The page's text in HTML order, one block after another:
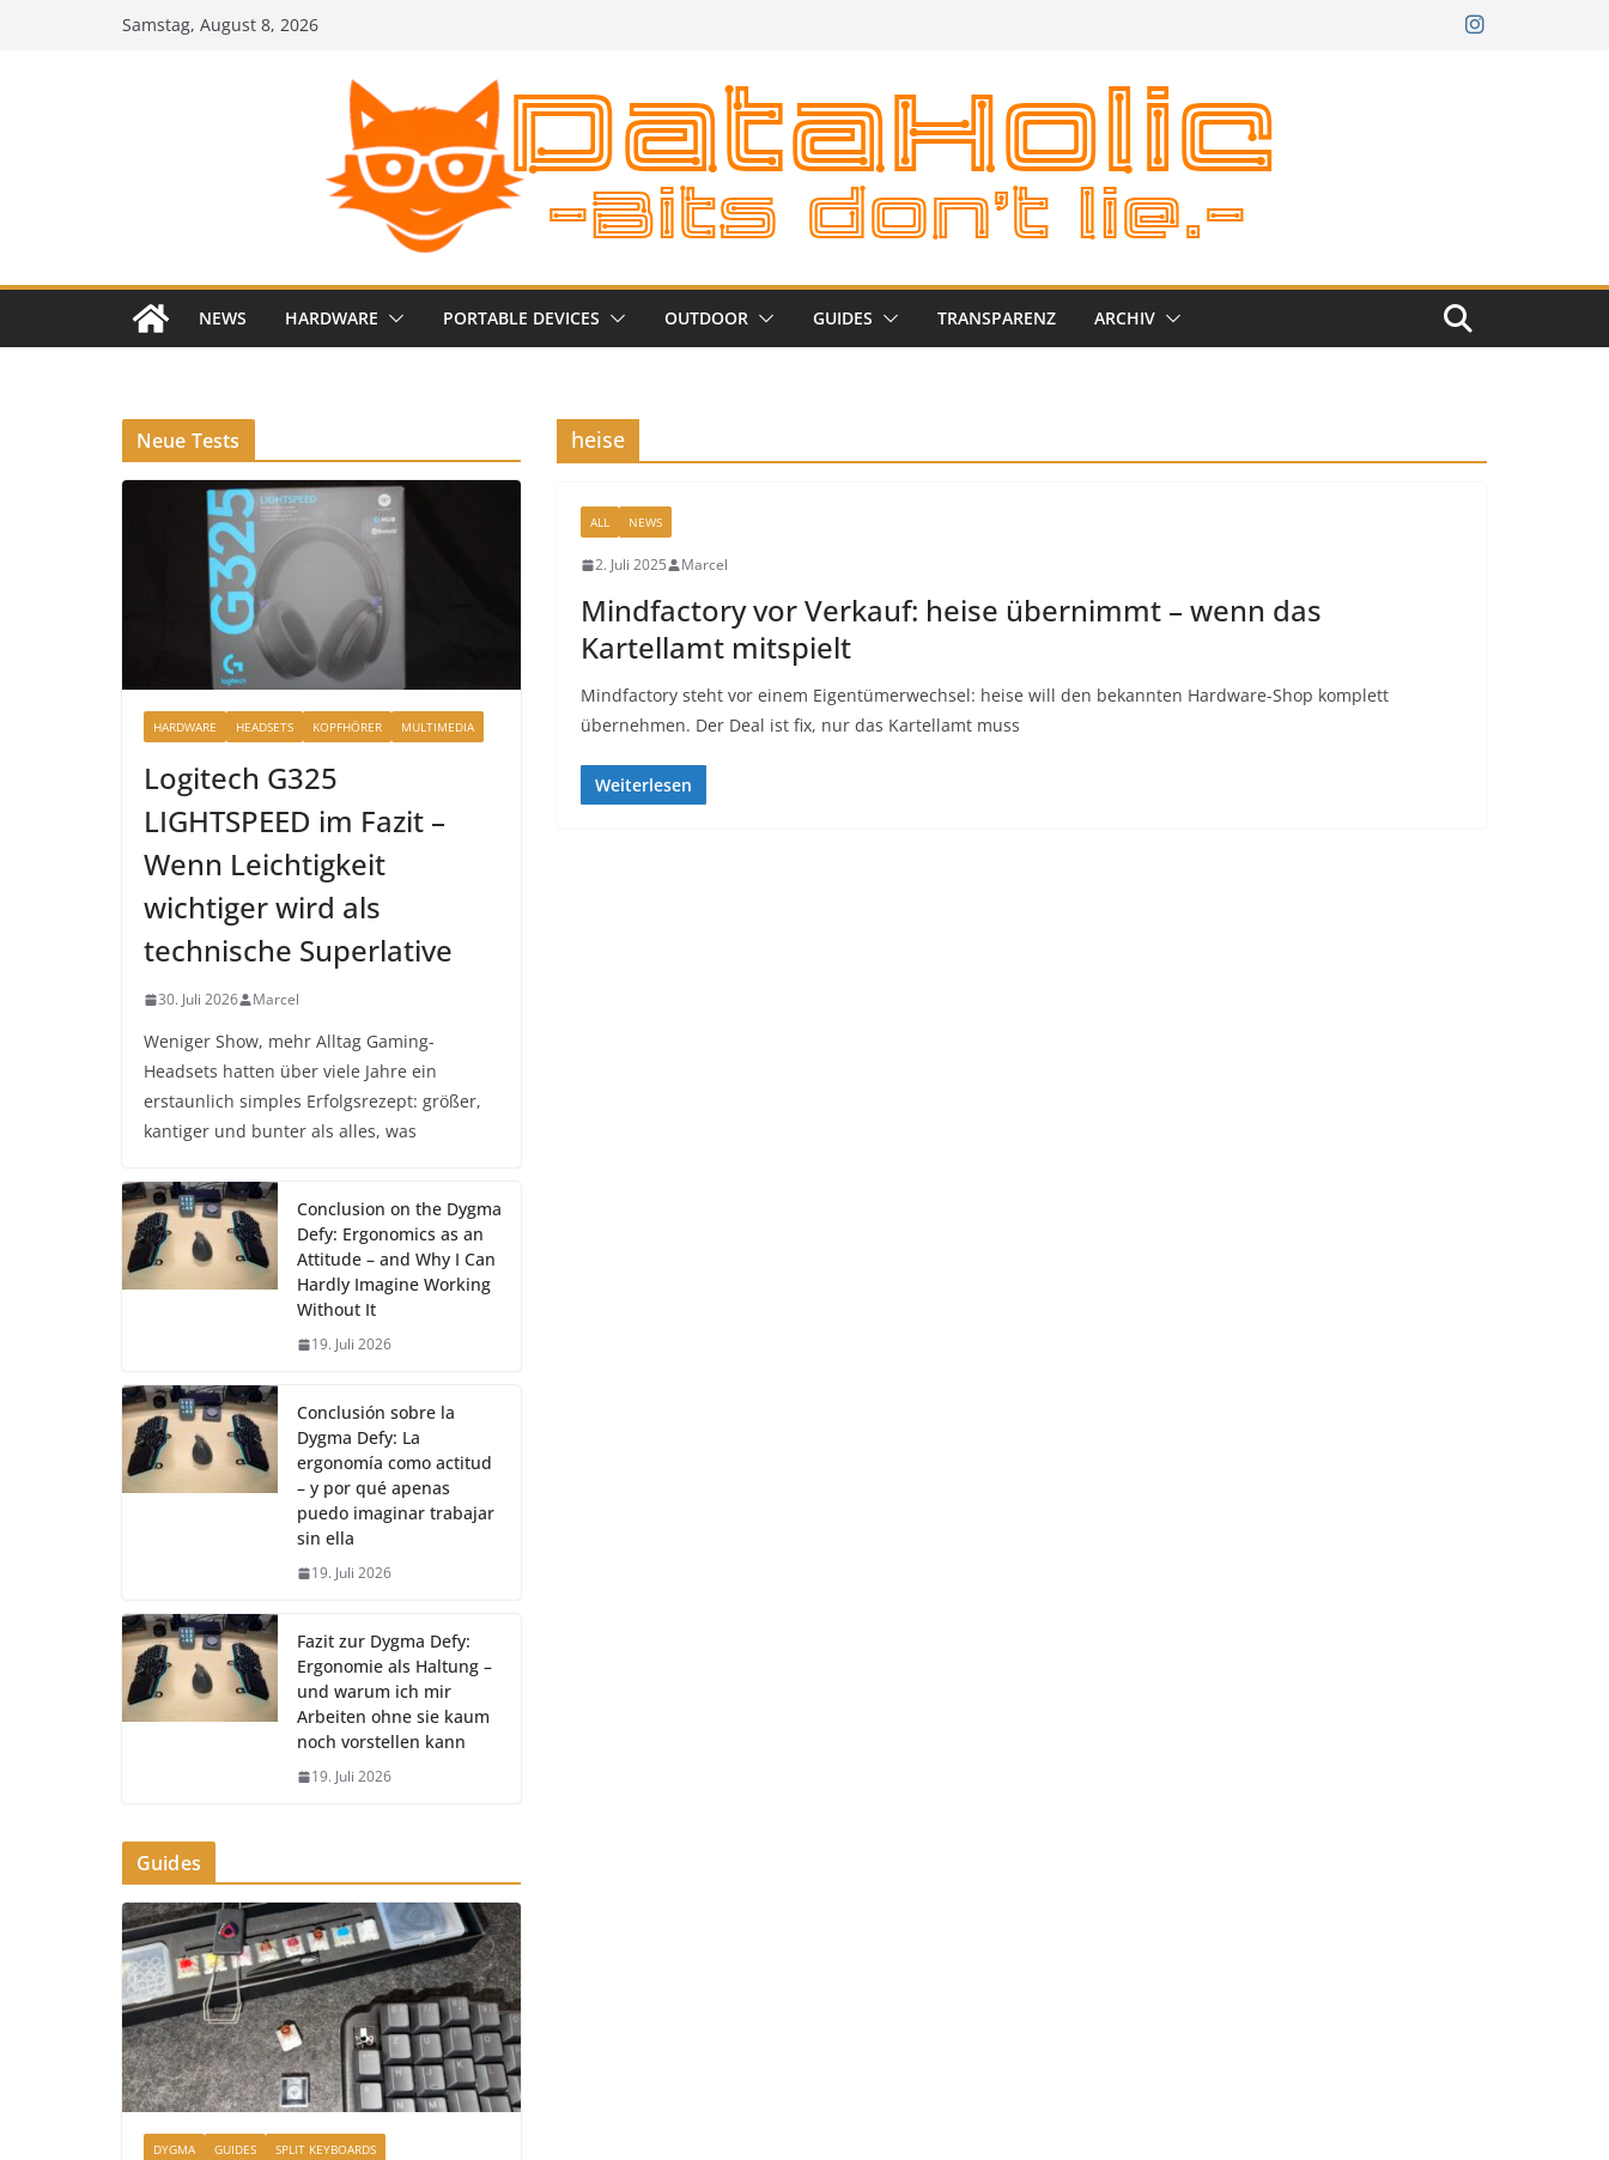
Samstag, August 8, 2026
NEWS HARDWARE PORTABLE DEVICES OUTDOOR GUIDES TRANSPARENZ ARCHIV
heise
ALL NEWS
2. Juli 2025 Marcel
Mindfactory vor Verkauf: heise übernimmt – wenn das
Kartellamt mitspielt
Mindfactory steht vor einem Eigentümerwechsel: heise will den bekannten Hardware-Shop komplett
übernehmen. Der Deal ist fix, nur das Kartellamt muss
Weiterlesen
Neue Tests
HARDWARE HEADSETS KOPFHÖRER MULTIMEDIA
Logitech G325
LIGHTSPEED im Fazit –
Wenn Leichtigkeit
wichtiger wird als
technische Superlative
30. Juli 2026 Marcel
Weniger Show, mehr Alltag Gaming-
Headsets hatten über viele Jahre ein
erstaunlich simples Erfolgsrezept: größer,
kantiger und bunter als alles, was
Conclusion on the Dygma
Defy: Ergonomics as an
Attitude – and Why I Can
Hardly Imagine Working
Without It
19. Juli 2026
Conclusión sobre la
Dygma Defy: La
ergonomía como actitud
– y por qué apenas
puedo imaginar trabajar
sin ella
19. Juli 2026
Fazit zur Dygma Defy:
Ergonomie als Haltung –
und warum ich mir
Arbeiten ohne sie kaum
noch vorstellen kann
19. Juli 2026
Guides
DYGMA GUIDES SPLIT KEYBOARDS